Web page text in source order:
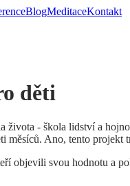
BlogMeditaceKontakt
děti
- škola lidství a
měsíců. Ano, tento
objevili svou hodnotu a